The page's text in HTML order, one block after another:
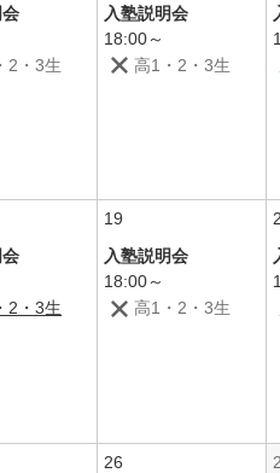
会
2・3生
入塾説明会
18:00～
高1・2・3生
2・3生
19
入塾説明会
18:00～
高1・2・3生
26